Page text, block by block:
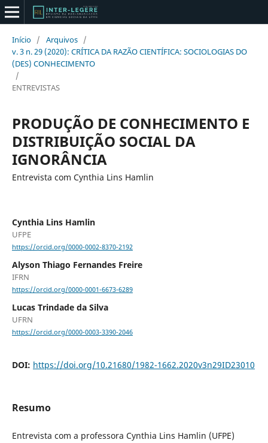
Início / Arquivos /
v. 3 n. 29 (2020): CRÍTICA DA RAZÃO CIENTÍFICA: SOCIOLOGIAS DO
(DES) CONHECIMENTO
/
ENTREVISTAS
PRODUÇÃO DE CONHECIMENTO E
DISTRIBUIÇÃO SOCIAL DA
IGNORÂNCIA
Entrevista com Cynthia Lins Hamlin
Cynthia Lins Hamlin
UFPE
https://orcid.org/0000-0002-8370-2192
Alyson Thiago Fernandes Freire
IFRN
https://orcid.org/0000-0001-6673-6289
Lucas Trindade da Silva
UFRN
https://orcid.org/0000-0003-3390-2046
DOI: https://doi.org/10.21680/1982-1662.2020v3n29ID23010
Resumo
Entrevista com a professora Cynthia Lins Hamlin (UFPE)